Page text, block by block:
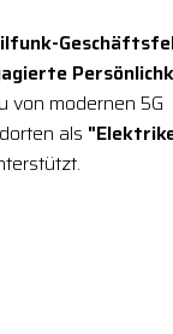
von modernen 5G
als